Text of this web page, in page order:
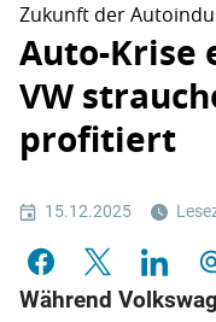
Zukunft der
Auto-Krise
VW
profitiert
15.12.2025
Während